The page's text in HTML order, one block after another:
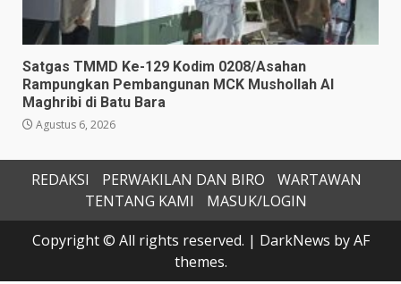
Satgas TMMD Ke-129 Kodim 0208/Asahan
Rampungkan Pembangunan MCK Mushollah Al
Maghribi di Batu Bara
Agustus 6, 2026
REDAKSI PERWAKILAN DAN BIRO
WARTAWAN
TENTANG KAMI
MASUK/LOGIN
Copyright © All rights reserved. | DarkNews by AF
themes.